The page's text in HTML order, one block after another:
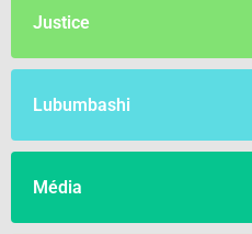
Justice
Lubumbashi
Média